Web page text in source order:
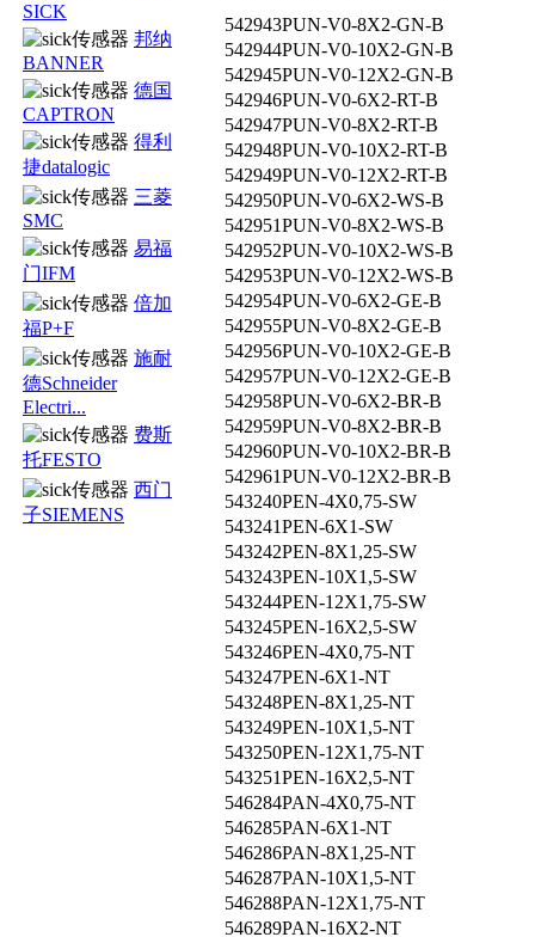
SICK
邦纳
BANNER
德国
CAPTRON
得利
捷datalogic
三菱
SMC
易福
门IFM
倍加
福P+F
施耐
德Schneider
Electri...
费斯
托FESTO
西门
子SIEMENS
542943PUN-V0-8X2-GN-B
542944PUN-V0-10X2-GN-B
542945PUN-V0-12X2-GN-B
542946PUN-V0-6X2-RT-B
542947PUN-V0-8X2-RT-B
542948PUN-V0-10X2-RT-B
542949PUN-V0-12X2-RT-B
542950PUN-V0-6X2-WS-B
542951PUN-V0-8X2-WS-B
542952PUN-V0-10X2-WS-B
542953PUN-V0-12X2-WS-B
542954PUN-V0-6X2-GE-B
542955PUN-V0-8X2-GE-B
542956PUN-V0-10X2-GE-B
542957PUN-V0-12X2-GE-B
542958PUN-V0-6X2-BR-B
542959PUN-V0-8X2-BR-B
542960PUN-V0-10X2-BR-B
542961PUN-V0-12X2-BR-B
543240PEN-4X0,75-SW
543241PEN-6X1-SW
543242PEN-8X1,25-SW
543243PEN-10X1,5-SW
543244PEN-12X1,75-SW
543245PEN-16X2,5-SW
543246PEN-4X0,75-NT
543247PEN-6X1-NT
543248PEN-8X1,25-NT
543249PEN-10X1,5-NT
543250PEN-12X1,75-NT
543251PEN-16X2,5-NT
546284PAN-4X0,75-NT
546285PAN-6X1-NT
546286PAN-8X1,25-NT
546287PAN-10X1,5-NT
546288PAN-12X1,75-NT
546289PAN-16X2-NT